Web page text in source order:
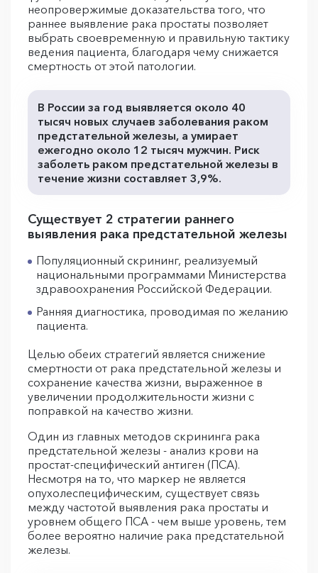
неопровержимые доказательства того, что
раннее выявление рака простаты позволяет
выбрать своевременную и правильную тактику
ведения пациента, благодаря чему снижается
смертность от этой патологии.
В России за год выявляется около 40
тысяч новых случаев заболевания раком
предстательной железы, а умирает
ежегодно около 12 тысяч мужчин. Риск
заболеть раком предстательной железы в
течение жизни составляет 3,9%.
Существует 2 стратегии раннего
выявления рака предстательной железы
Популяционный скрининг, реализуемый
национальными программами Министерства
здравоохранения Российской Федерации.
Ранняя диагностика, проводимая по желанию
пациента.
Целью обеих стратегий является снижение
смертности от рака предстательной железы и
сохранение качества жизни, выраженное в
увеличении продолжительности жизни с
поправкой на качество жизни.
Один из главных методов скрининга рака
предстательной железы - анализ крови на
простат-специфический антиген (ПСА).
Несмотря на то, что маркер не является
опухолеспецифическим, существует связь
между частотой выявления рака простаты и
уровнем общего ПСА - чем выше уровень, тем
более вероятно наличие рака предстательной
железы.